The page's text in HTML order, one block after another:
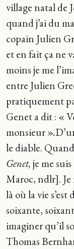
village natal de
quand j’ai du
copain Julien
et en fait ça ne
moins je me
entre Julien
pratiquement
Genet a dit : «
monsieur ».
le diable.
Genet,je me
Maroc, ndlr]. Je
là où la vie
soixante,
imaginer qu’il
Thomas